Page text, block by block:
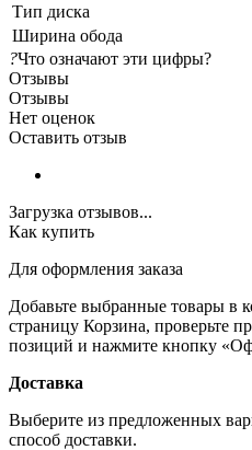
Тип диска
Ширина обода
?Что означают эти цифры?
Отзывы
Отзывы
Нет оценок
Оставить отзыв
Загрузка отзывов...
Как купить
Для оформления заказа
Добавьте выбранные товары в
страницу Корзина, проверьте
позиций и нажмите кнопку
Доставка
Выберите из предложенных
способ доставки.